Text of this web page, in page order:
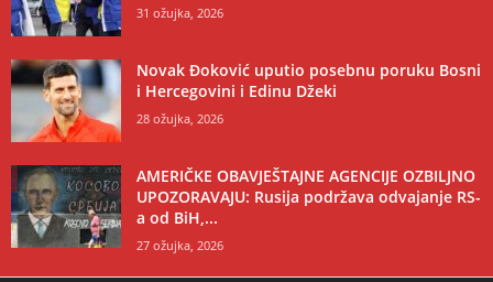
31 ožujka, 2026
Novak Đoković uputio posebnu poruku Bosni
i Hercegovini i Edinu Džeki
28 ožujka, 2026
AMERIČKE OBAVJEŠTAJNE AGENCIJE OZBILJNO
UPOZORAVAJU: Rusija podržava odvajanje RS-
a od BiH,...
27 ožujka, 2026